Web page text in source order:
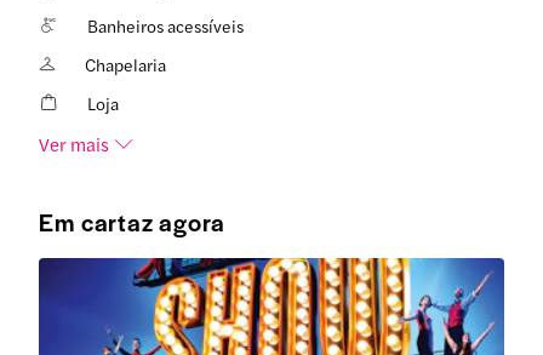
Banheiros acessíveis
Chapelaria
Loja
Ver mais
Em cartaz agora